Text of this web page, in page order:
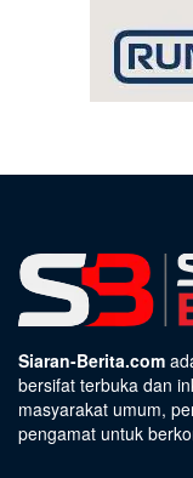
Siaran-Berita.com
bersifat terbuka dan
masyarakat umum,
pengamat untuk